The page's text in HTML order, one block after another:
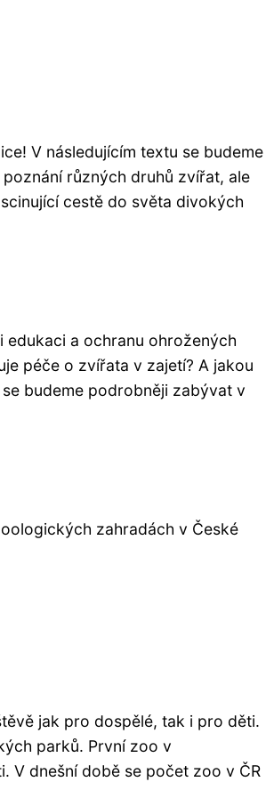
V následujícím textu se budeme
různých druhů zvířat, ale
cestě do světa divokých
edukaci a ochranu ohrožených
péče o zvířata v zajetí? A jakou
budeme podrobněji zabývat v
zahradách v České
jak pro dospělé, tak i pro děti.
parků. První zoo v
V dnešní době se počet zoo v ČR